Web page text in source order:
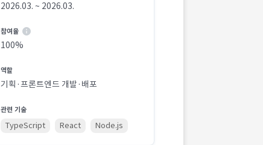
2026.03. ~ 2026.03.
참여율
100%
역할
기획·프론트엔드 개발·배포
관련 기술
TypeScript React Node.js